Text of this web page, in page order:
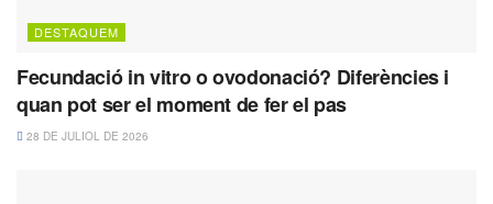
DESTAQUEM
Fecundació in vitro o ovodonació? Diferències i
quan pot ser el moment de fer el pas
28 DE JULIOL DE 2026